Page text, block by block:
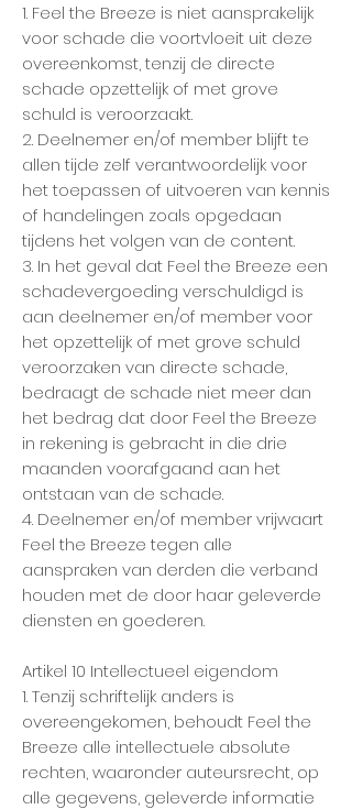
1. Feel the Breeze is niet aansprakelijk
voor schade die voortvloeit uit deze
overeenkomst, tenzij de directe
schade opzettelijk of met grove
schuld is veroorzaakt.
2. Deelnemer en/of member blijft te
allen tijde zelf verantwoordelijk voor
het toepassen of uitvoeren van kennis
of handelingen zoals opgedaan
tijdens het volgen van de content.
3. In het geval dat Feel the Breeze een
schadevergoeding verschuldigd is
aan deelnemer en/of member voor
het opzettelijk of met grove schuld
veroorzaken van directe schade,
bedraagt de schade niet meer dan
het bedrag dat door Feel the Breeze
in rekening is gebracht in die drie
maanden voorafgaand aan het
ontstaan van de schade.
4. Deelnemer en/of member vrijwaart
Feel the Breeze tegen alle
aanspraken van derden die verband
houden met de door haar geleverde
diensten en goederen.
Artikel 10 Intellectueel eigendom
1. Tenzij schriftelijk anders is
overeengekomen, behoudt Feel the
Breeze alle intellectuele absolute
rechten, waaronder auteursrecht, op
alle gegevens, geleverde informatie